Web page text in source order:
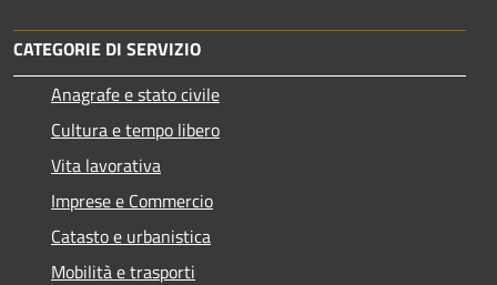
CATEGORIE DI SERVIZIO
Anagrafe e stato civile
Cultura e tempo libero
Vita lavorativa
Imprese e Commercio
Catasto e urbanistica
Mobilità e trasporti